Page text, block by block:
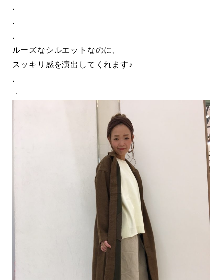
.
.
.
ルーズなシルエットなのに、
スッキリ感を演出してくれます♪
.
・